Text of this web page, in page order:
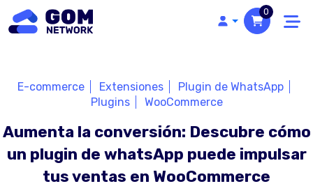
0
Aumenta la conversión: Descubre cómo
un plugin de whatsApp puede impulsar
tus ventas en WooCommerce
E-commerce Extensiones
Plugin de WhatsApp
Plugins
WooCommerce